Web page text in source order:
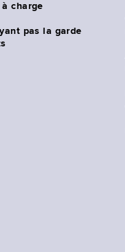
charge
pas la garde